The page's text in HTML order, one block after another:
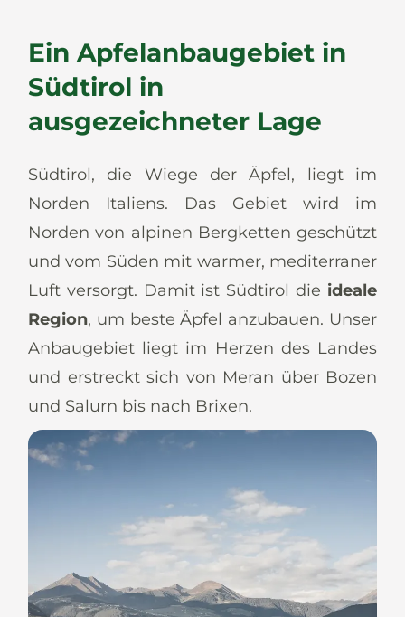
Ein Apfelanbaugebiet in
Südtirol in
ausgezeichneter Lage
Südtirol, die Wiege der Äpfel, liegt im
Norden Italiens. Das Gebiet wird im
Norden von alpinen Bergketten geschützt
und vom Süden mit warmer, mediterraner
Luft versorgt. Damit ist Südtirol die ideale
Region, um beste Äpfel anzubauen. Unser
Anbaugebiet liegt im Herzen des Landes
und erstreckt sich von Meran über Bozen
und Salurn bis nach Brixen.